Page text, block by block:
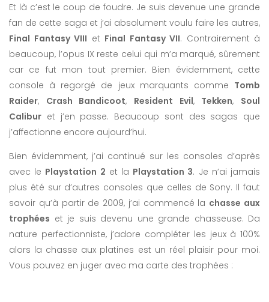
Et là c’est le coup de foudre. Je suis devenue une grande
fan de cette saga et j’ai absolument voulu faire les autres,
Final Fantasy VIII et Final Fantasy VII. Contrairement à
beaucoup, l’opus IX reste celui qui m’a marqué, sûrement
car ce fut mon tout premier. Bien évidemment, cette
console à regorgé de jeux marquants comme Tomb
Raider, Crash Bandicoot, Resident Evil, Tekken, Soul
Calibur et j’en passe. Beaucoup sont des sagas que
j’affectionne encore aujourd’hui.
Bien évidemment, j’ai continué sur les consoles d’après
avec le Playstation 2 et la Playstation 3. Je n’ai jamais
plus été sur d’autres consoles que celles de Sony. Il faut
savoir qu’à partir de 2009, j’ai commencé la chasse aux
trophées et je suis devenu une grande chasseuse. Da
nature perfectionniste, j’adore compléter les jeux à 100%
alors la chasse aux platines est un réel plaisir pour moi.
Vous pouvez en juger avec ma carte des trophées :